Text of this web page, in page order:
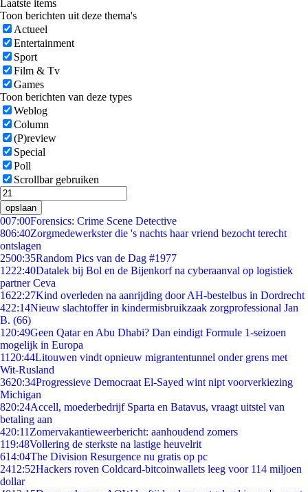
Laatste items
Toon berichten uit deze thema's
Actueel
Entertainment
Sport
Film & Tv
Games
Toon berichten van deze types
Weblog
Column
(P)review
Special
Poll
Scrollbar gebruiken
opslaan
007:00Forensics: Crime Scene Detective
806:40Zorgmedewerkster die 's nachts haar vriend bezocht terecht
ontslagen
2500:35Random Pics van de Dag #1977
1222:40Datalek bij Bol en de Bijenkorf na cyberaanval op logistiek
partner Ceva
1622:27Kind overleden na aanrijding door AH-bestelbus in Dordrecht
422:14Nieuw slachtoffer in kindermisbruikzaak zorgprofessional Jan
B. (66)
1 20:49Geen Qatar en Abu Dhabi? Dan eindigt Formule 1-seizoen
mogelijk in Europa
11 20:44Litouwen vindt opnieuw migrantentunnel onder grens met
Wit-Rusland
3620:34Progressieve Democraat El-Sayed wint nipt voorverkiezing
Michigan
820:24Accell, moederbedrijf Sparta en Batavus, vraagt uitstel van
betaling aan
420:11 Zomervakantieweerbericht: aanhoudend zomers
119:48Vollering de sterkste na lastige heuvelrit
614:04The Division Resurgence nu gratis op pc
2412:52Hackers roven Coldcard-bitcoinwallets leeg voor 114 miljoen
dollar